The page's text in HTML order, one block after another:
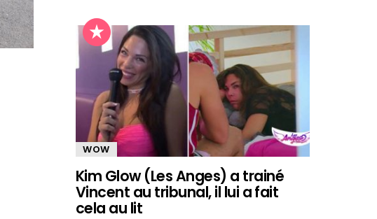
WOW
Kim Glow (Les Anges) a trainé
Vincent au tribunal, il lui a fait
cela au lit